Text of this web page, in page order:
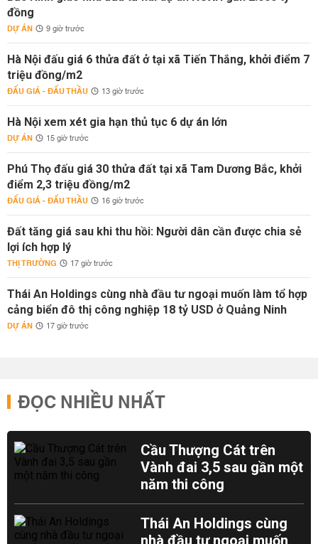
đồng
DỰ ÁN 9 giờ trước
Hà Nội đấu giá 6 thửa đất ở tại xã Tiến Thắng, khởi điểm 7
triệu đồng/m2
ĐẤU GIÁ - ĐẤU THẦU 13 giờ trước
Hà Nội xem xét gia hạn thủ tục 6 dự án lớn
DỰ ÁN 15 giờ trước
Phú Thọ đấu giá 30 thửa đất tại xã Tam Dương Bắc, khởi
điểm 2,3 triệu đồng/m2
ĐẤU GIÁ - ĐẤU THẦU 16 giờ trước
Đất tăng giá sau khi thu hồi: Người dân cần được chia sẻ
lợi ích hợp lý
THỊ TRƯỜNG 17 giờ trước
Thái An Holdings cùng nhà đầu tư ngoại muốn làm tổ hợp
cảng biển đô thị công nghiệp 18 tỷ USD ở Quảng Ninh
DỰ ÁN 17 giờ trước
ĐỌC NHIỀU NHẤT
Cầu Thượng Cát trên
Vành đai 3,5 sau gần một
năm thi công
Thái An Holdings cùng
nhà đầu tư ngoại muốn